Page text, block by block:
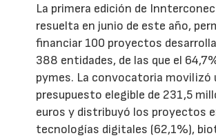
La primera edición de
resuelta en junio de este año,
financiar 100 proyectos
388 entidades, de las que el
pymes. La convocatoria movilizó
presupuesto elegible de 231,5
euros y distribuyó los proyectos
tecnologías digitales (62,1%),